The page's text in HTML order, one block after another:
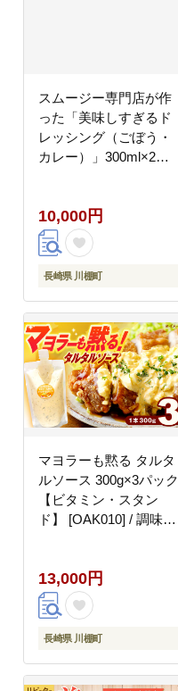
スムージー専門店が作
った「美味しすぎるド
レッシング（ごぼう・
カレー）」300ml×2本
10,000円
長崎県 川棚町
マヨラーも黙る タルタ
ルソース 300g×3パック
【ビタミン・スタン
ド】 [OAK010] / 調味料
料理 サンドイッチ タル
タルソース
13,000円
長崎県 川棚町